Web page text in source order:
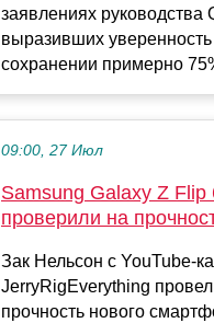
заявлениях руководства
выразивших уверенность
сохранении примерно
09:00, 27 Июл
Samsung Galaxy Z Flip
проверили на
Зак Нельсон с YouTube-
JerryRigEverything
прочность нового